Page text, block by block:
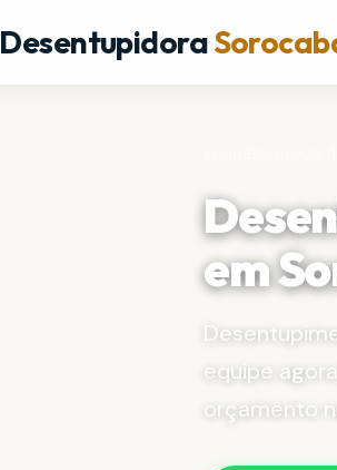
Desentupidora
em
equipe
orçamento